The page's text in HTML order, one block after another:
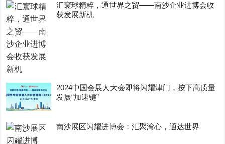
汇寰球精粹，通世界之贸——南沙企业进博会收
获发展新机
2024中国会展人大会即将闪耀津门，按下高质量
发展“加速键”
南沙展区闪耀进博会：汇聚湾心，通达世界